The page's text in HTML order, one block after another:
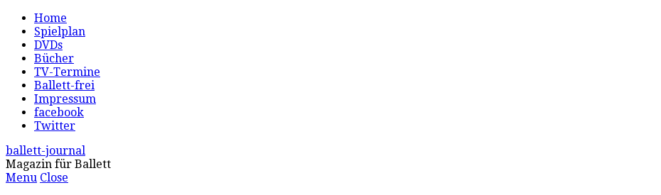
Home
Spielplan
DVDs
Bücher
TV-Termine
Ballett-frei
Impressum
facebook
Twitter
ballett-journal
Magazin für Ballett
Menu Close